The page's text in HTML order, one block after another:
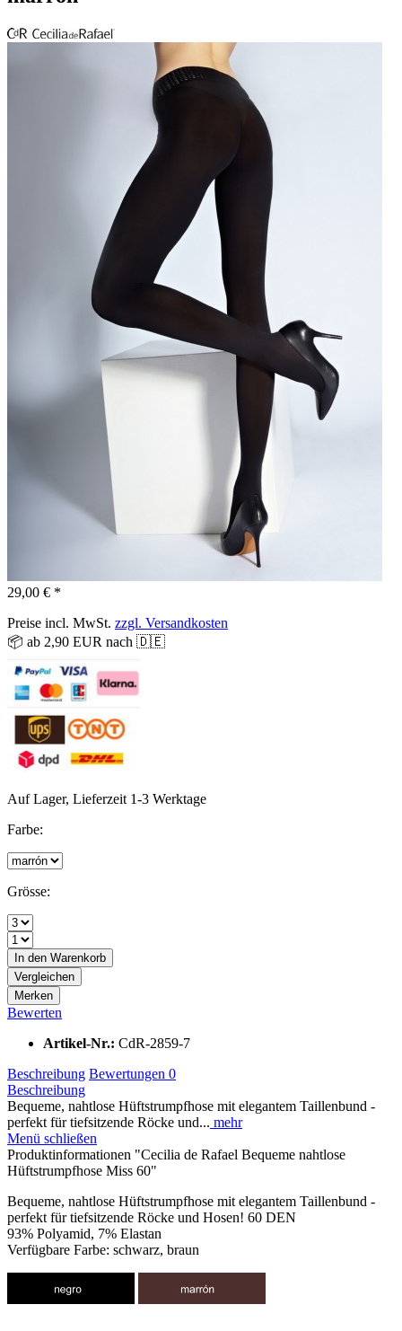
29,00 € *
Preise incl. MwSt. zzgl. Versandkosten
📦 ab 2,90 EUR nach 🇩🇪
Auf Lager, Lieferzeit 1-3 Werktage
Farbe:
Grösse:
In den Warenkorb
Vergleichen
Merken
Bewerten
Artikel-Nr.: CdR-2859-7
Beschreibung Bewertungen 0
Beschreibung
Bequeme, nahtlose Hüftstrumpfhose mit elegantem Taillenbund -
perfekt für tiefsitzende Röcke und... mehr
Menü schließen
Produktinformationen "Cecilia de Rafael Bequeme nahtlose
Hüftstrumpfhose Miss 60"
Bequeme, nahtlose Hüftstrumpfhose mit elegantem Taillenbund -
perfekt für tiefsitzende Röcke und Hosen! 60 DEN
93% Polyamid, 7% Elastan
Verfügbare Farbe: schwarz, braun